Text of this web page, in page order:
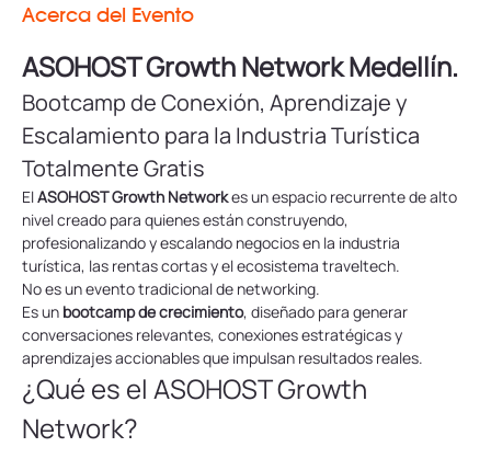
Acerca del Evento
ASOHOST Growth Network Medellín.
Bootcamp de Conexión, Aprendizaje y
Escalamiento para la Industria Turística
Totalmente Gratis
El ASOHOST Growth Network es un espacio recurrente de alto
nivel creado para quienes están construyendo,
profesionalizando y escalando negocios en la industria
turística, las rentas cortas y el ecosistema traveltech.
No es un evento tradicional de networking.
Es un bootcamp de crecimiento, diseñado para generar
conversaciones relevantes, conexiones estratégicas y
aprendizajes accionables que impulsan resultados reales.
¿Qué es el ASOHOST Growth
Network?